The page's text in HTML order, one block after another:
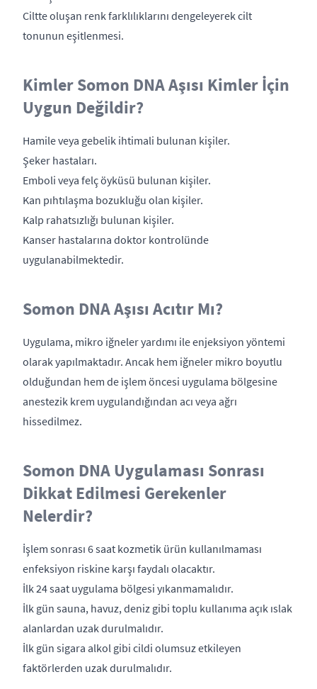
Ciltte oluşan renk farklılıklarını dengeleyerek cilt
tonunun eşitlenmesi.
Kimler Somon DNA Aşısı Kimler İçin
Uygun Değildir?
Hamile veya gebelik ihtimali bulunan kişiler.
Şeker hastaları.
Emboli veya felç öyküsü bulunan kişiler.
Kan pıhtılaşma bozukluğu olan kişiler.
Kalp rahatsızlığı bulunan kişiler.
Kanser hastalarına doktor kontrolünde
uygulanabilmektedir.
Somon DNA Aşısı Acıtır Mı?
Uygulama, mikro iğneler yardımı ile enjeksiyon yöntemi
olarak yapılmaktadır. Ancak hem iğneler mikro boyutlu
olduğundan hem de işlem öncesi uygulama bölgesine
anestezik krem uygulandığından acı veya ağrı
hissedilmez.
Somon DNA Uygulaması Sonrası
Dikkat Edilmesi Gerekenler
Nelerdir?
İşlem sonrası 6 saat kozmetik ürün kullanılmaması
enfeksiyon riskine karşı faydalı olacaktır.
İlk 24 saat uygulama bölgesi yıkanmamalıdır.
İlk gün sauna, havuz, deniz gibi toplu kullanıma açık ıslak
alanlardan uzak durulmalıdır.
İlk gün sigara alkol gibi cildi olumsuz etkileyen
faktörlerden uzak durulmalıdır.